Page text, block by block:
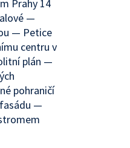
Prahy 14
—
— Petice
centru v
plán —
pohraničí
—